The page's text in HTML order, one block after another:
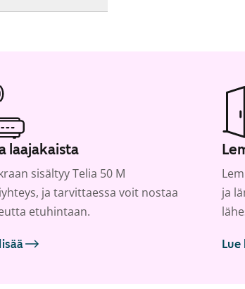
laajakaista
sisältyy Telia 50 M
ja tarvittaessa voit nostaa
etuhintaan.
ja
Lue